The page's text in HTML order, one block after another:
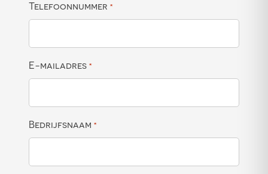
Telefoonnummer *
E-mailadres *
Bedrijfsnaam *